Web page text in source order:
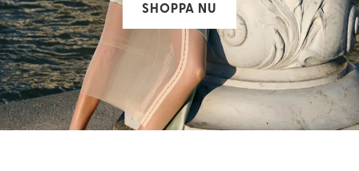
SHOPPA NU